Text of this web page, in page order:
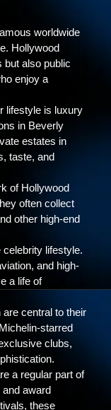
worldwide
Hollywood
but also public
enjoy a
lifestyle is luxury
in Beverly
estates in
taste, and
of Hollywood
often collect
other high-end
celebrity lifestyle.
and high-
a life of
central to their
starred
clubs,
a regular part of
award
these